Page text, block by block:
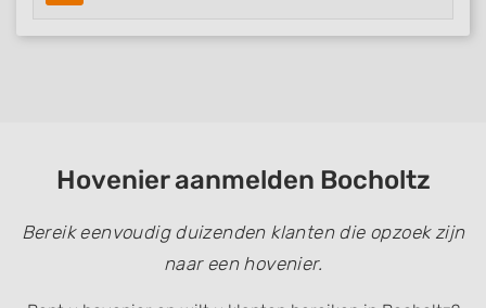
Hovenier aanmelden Bocholtz
Bereik eenvoudig duizenden klanten die opzoek zijn
naar een hovenier.